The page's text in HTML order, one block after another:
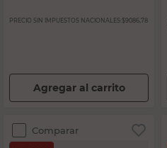
PRECIO SIN IMPUESTOS NACIONALES: $9086,78
Agregar al carrito
Comparar